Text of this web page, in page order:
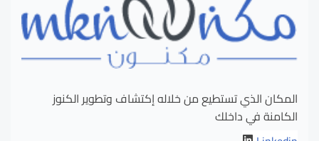
المكان الذي تستطيع من خلاله إكتشاف وتطوير الكنوز
الكامنة في داخلك